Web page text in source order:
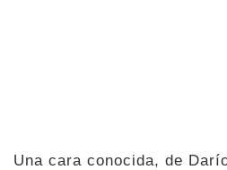
Una cara conocida, de